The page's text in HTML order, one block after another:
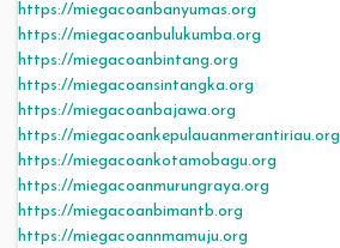
https://miegacoanbanyumas.org
https://miegacoanbulukumba.org
https://miegacoanbintang.org
https://miegacoansintangka.org
https://miegacoanbajawa.org
https://miegacoankepulauanmerantiriau.org
https://miegacoankotamobagu.org
https://miegacoanmurungraya.org
https://miegacoanbimantb.org
https://miegacoannmamuju.org